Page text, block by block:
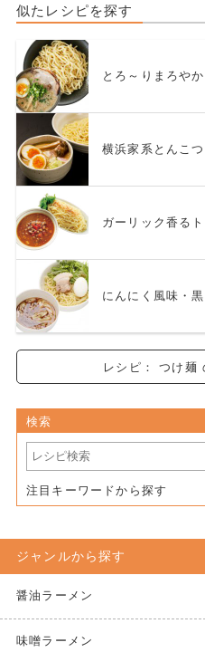
似たレシピを探す
とろ～りまろや
横浜家系とんこ
ガーリック香る
にんにく風味・
検索
注目キーワードから探す
ジャンルから探す
醤油ラーメン
味噌ラーメン